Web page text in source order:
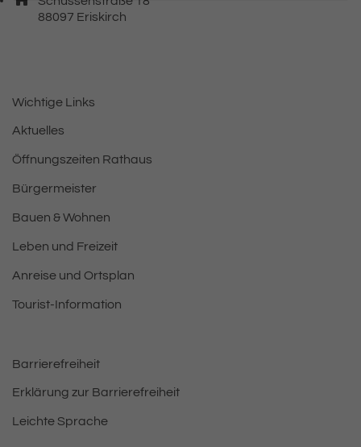
88097 , 8 8 0 9 7
Eriskirch
Wichtige Links
Aktuelles
Öffnungszeiten Rathaus
Bürgermeister
Bauen & Wohnen
Leben und Freizeit
Anreise und Ortsplan
Tourist-Information
Barrierefreiheit
Erklärung zur Barrierefreiheit
Leichte Sprache